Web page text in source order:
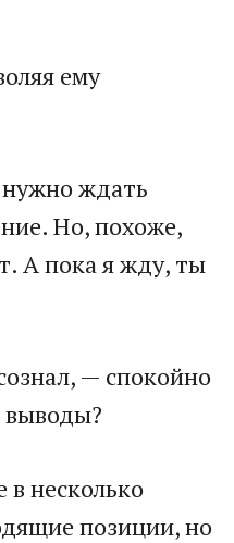
ему
ждать
Но, похоже,
А пока я жду, ты
— спокойно
выводы?
несколько
позиции, но